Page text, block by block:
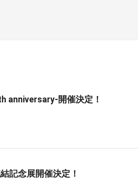
anniversary-開催決定！
記念展開催決定！